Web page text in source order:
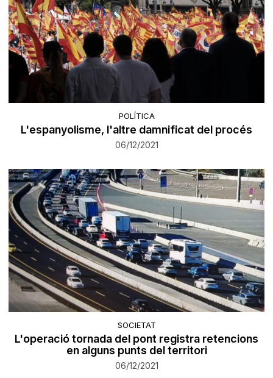
POLÍTICA
L'espanyolisme, l'altre damnificat del procés
06/12/2021
SOCIETAT
L'operació tornada del pont registra retencions
en alguns punts del territori
06/12/2021